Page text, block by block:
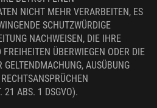
NICHT MEHR VERARBEITEN, ES
SCHUTZWÜRDIGE
NACHWEISEN, DIE IHRE
ÜBERWIEGEN ODER DIE
AUSÜBUNG
21 ABS. 1 DSGVO).